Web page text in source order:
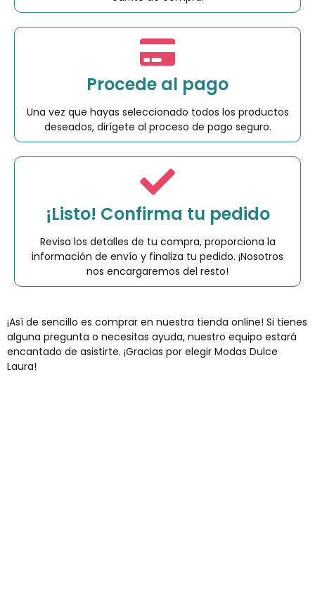
Procede al pago
Una vez que hayas seleccionado todos los productos
deseados, dirígete al proceso de pago seguro.
¡Listo! Confirma tu pedido
Revisa los detalles de tu compra, proporciona la
información de envío y finaliza tu pedido. ¡Nosotros
nos encargaremos del resto!
¡Así de sencillo es comprar en nuestra tienda online! Si tienes
alguna pregunta o necesitas ayuda, nuestro equipo estará
encantado de asistirte. ¡Gracias por elegir Modas Dulce
Laura!